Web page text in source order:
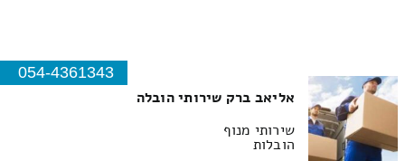
054-4361343
אליאב ברק שירותי הובלה
שירותי מנוף
הובלות